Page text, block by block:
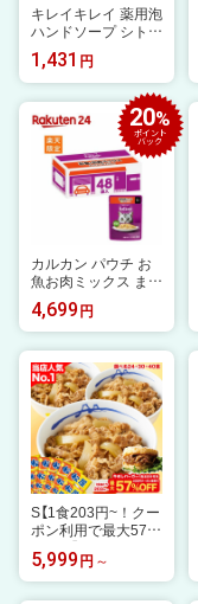
キレイキレイ 薬用泡
ハンドソープ シトラ
スフルーティの香り
詰替用(800ml*2コセ
ット)【Gq8】【キレイ
キレイ】[きれいきれ
い 泡 ハンドソープ
泡 詰め替え]
1,431 円
カルカン パウチ お
魚お肉ミックス まぐ
ろかつおささみ 48
袋 まとめ買い キャ
ット(60g×48袋)【カ
ルカン パウチ】
4,699 円
20%
ポイント
バック
S【1食203円~！クー
ポン利用で最大57％
OFF！】今だけ牛め
しバーガー1食おま
け付き（8/1~8/16 迄）
5,999 円